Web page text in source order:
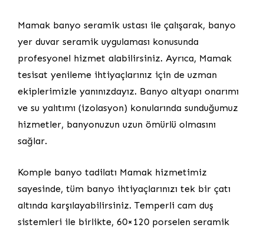
Mamak banyo seramik ustası ile çalışarak, banyo
yer duvar seramik uygulaması konusunda
profesyonel hizmet alabilirsiniz. Ayrıca, Mamak
tesisat yenileme ihtiyaçlarınız için de uzman
ekiplerimizle yanınızdayız. Banyo altyapı onarımı
ve su yalıtımı (izolasyon) konularında sunduğumuz
hizmetler, banyonuzun uzun ömürlü olmasını
sağlar.
Komple banyo tadilatı Mamak hizmetimiz
sayesinde, tüm banyo ihtiyaçlarınızı tek bir çatı
altında karşılayabilirsiniz. Temperli cam duş
sistemleri ile birlikte, 60×120 porselen seramik